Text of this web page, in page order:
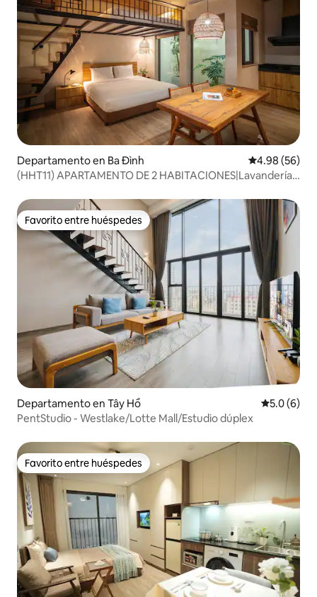
Departamento en Ba Đình Calificación
4.98 (56)
(HHT11) APARTAMENTO DE 2 HABITACIONES|Lavandería
Favorito entre huéspedes
Favorito entre huéspedes
Departamento en Tây Hồ
5.0 (6)
PentStudio - Westlake/Lotte Mall/Estudio dúplex
Favorito entre huéspedes
Favorito entre huéspedes